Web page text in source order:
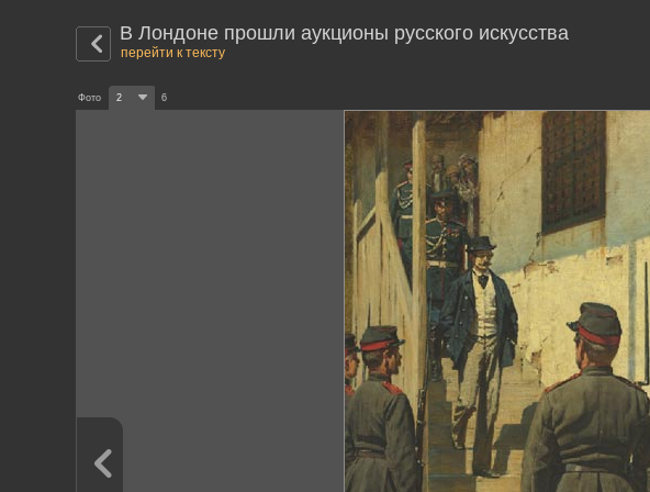
В Лондоне прошли аукционы русского искусства
перейти к тексту
Фото 2 6